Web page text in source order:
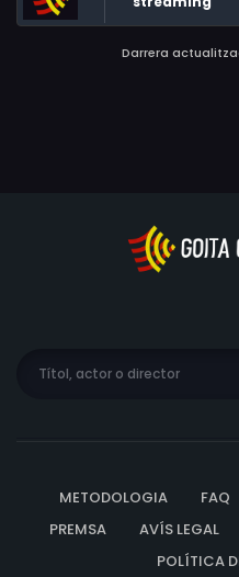
buscafortunes. El
capità Sheridan, han
Darrera
METODOLOGIA FAQ
PREMSA
AVÍS LEGAL
POLÍTICA